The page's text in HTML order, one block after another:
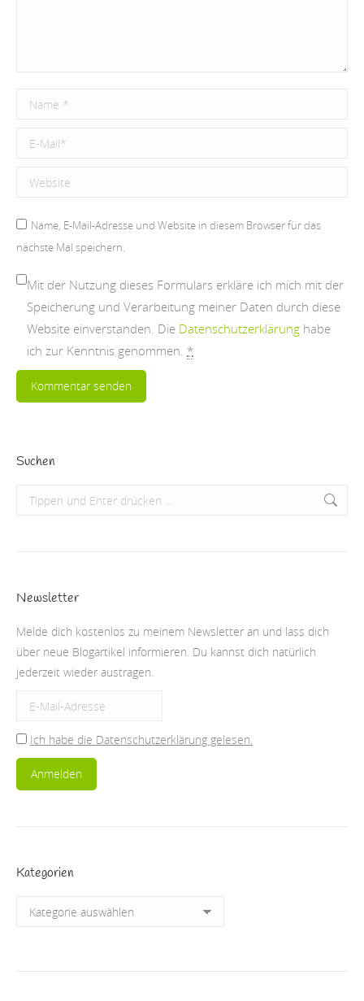
Name *
E-Mail *
Website
Name, E-Mail-Adresse und Website in diesem Browser für das
nächste Mal speichern.
Mit der Nutzung dieses Formulars erkläre ich mich mit der
Speicherung und Verarbeitung meiner Daten durch diese
Website einverstanden. Die Datenschutzerklärung habe
ich zur Kenntnis genommen. *
Kommentar senden
Suchen
Search:
Newsletter
Melde dich kostenlos zu meinem Newsletter an und lass dich
über neue Blogartikel informieren. Du kannst dich natürlich
jederzeit wieder austragen.
Ich habe die Datenschutzerklärung gelesen.
Kategorien
Kategorien